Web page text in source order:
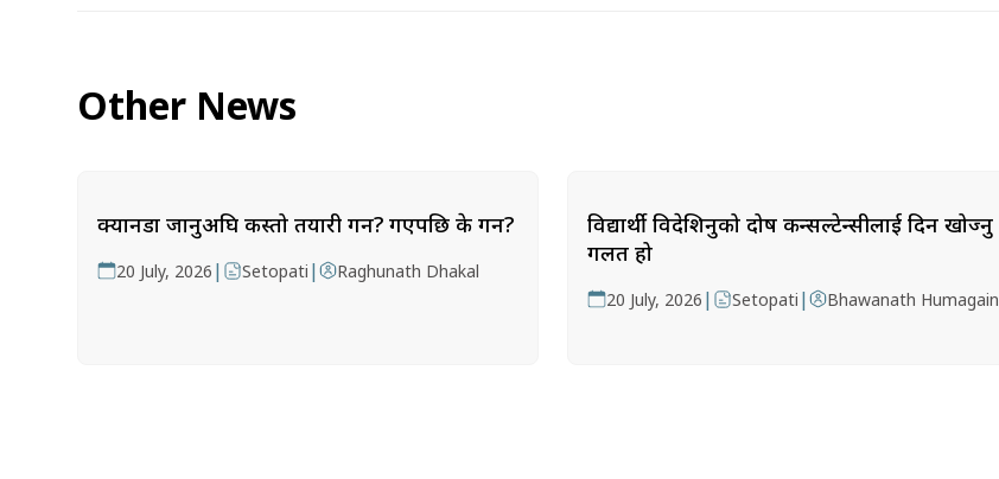
Other News
क्यानडा जानुअघि कस्तो तयारी गर्ने? गएपछि के गर्ने?
20 July, 2026 | Setopati | Raghunath Dhakal
विद्यार्थी विदेशिनुको दोष कन्सल्टेन्सीलाई दिन खोज्नु
गलत हो
20 July, 2026 | Setopati | Bhawanath Humagain